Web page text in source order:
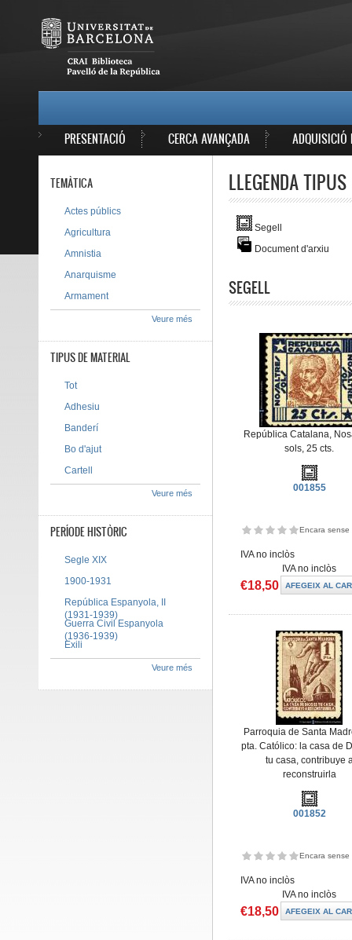
PRESENTACIÓ CERCA AVANÇADA ADQUISICIÓ
LLEGENDA
Segell
Document d'arxiu
SEGELL
República Catalana,
sols, 25 cts.
001855
Encara sense
IVA no inclòs
IVA no inclòs
€18,50
Parroquia de Santa
pta. Católico: la casa de
tu casa, contribuye
reconstruirla
001852
Encara sense
IVA no inclòs
IVA no inclòs
€18,50
TEMÀTICA
Actes públics
Agricultura
Amnistia
Anarquisme
Armament
Veure més
TIPUS DE MATERIAL
Tot
Adhesiu
Banderí
Bo d'ajut
Cartell
Veure més
PERÍODE HISTÒRIC
Segle XIX
1900-1931
República Espanyola, II
(1931-1939)
Guerra Civil Espanyola
(1936-1939)
Exili
Veure més